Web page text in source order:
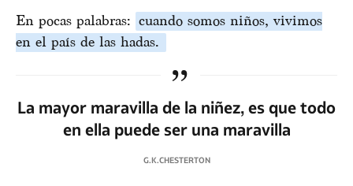
En pocas palabras: cuando somos niños, vivimos
en el país de las hadas.
La mayor maravilla de la niñez, es que todo
en ella puede ser una maravilla
G.K.CHESTERTON